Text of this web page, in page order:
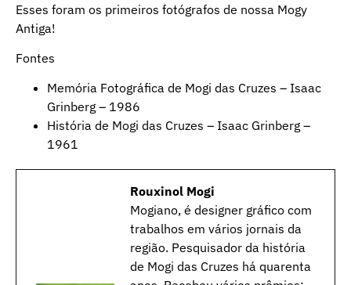
Esses foram os primeiros fotógrafos de nossa Mogy
Antiga!
Fontes
Memória Fotográfica de Mogi das Cruzes – Isaac
Grinberg – 1986
História de Mogi das Cruzes – Isaac Grinberg –
1961
Rouxinol Mogi
Mogiano, é designer gráfico com
trabalhos em vários jornais da
região. Pesquisador da história
de Mogi das Cruzes há quarenta